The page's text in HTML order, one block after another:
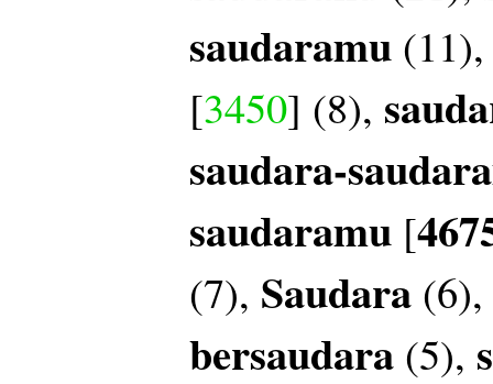
saudaramu
[3450] (8),
saudara-
saudaramu [
(7), Saudara (6),
bersaudara (5),